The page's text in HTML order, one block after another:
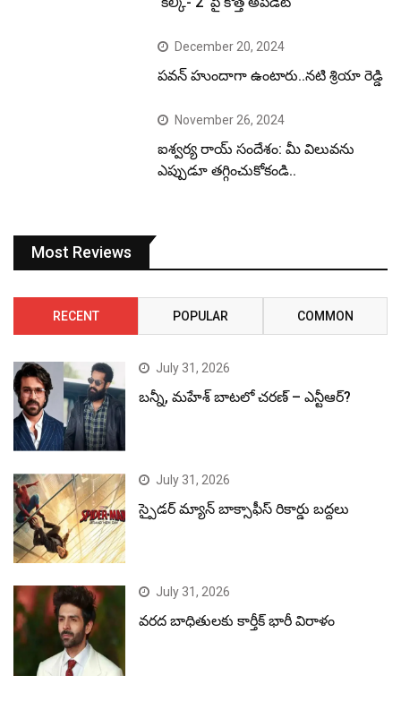
December 20, 2024
పవన్ హుందాగా ఉంటారు..నటి శ్రియా రెడ్డి
November 26, 2024
ఐశ్వర్య రాయ్ సందేశం: మీ విలువను
ఎప్పుడూ తగ్గించుకోకండి..
Most Reviews
RECENT POPULAR COMMON
July 31, 2026
బన్నీ, మహేశ్ బాటలో చరణ్ – ఎన్టీఆర్?
July 31, 2026
స్పైడర్ మ్యాన్ బాక్సాఫీస్ రికార్డు బద్దలు
July 31, 2026
వరద బాధితులకు కార్తీక్ భారీ విరాళం